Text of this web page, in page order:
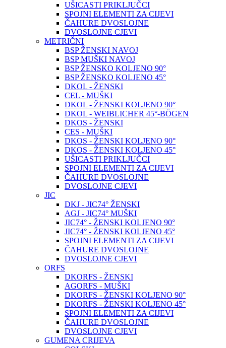
UŠICASTI PRIKLJUČCI
SPOJNI ELEMENTI ZA CIJEVI
ČAHURE DVOSLOJNE
DVOSLOJNE CJEVI
METRIČNI
BSP ŽENSKI NAVOJ
BSP MUŠKI NAVOJ
BSP ŽENSKO KOLJENO 90°
BSP ŽENSKO KOLJENO 45°
DKOL - ŽENSKI
CEL - MUŠKI
DKOL - ŽENSKI KOLJENO 90°
DKOL - WEIBLICHER 45°-BÖGEN
DKOS - ŽENSKI
CES - MUŠKI
DKOS - ŽENSKI KOLJENO 90°
DKOS - ŽENSKI KOLJENO 45°
UŠICASTI PRIKLJUČCI
SPOJNI ELEMENTI ZA CIJEVI
ČAHURE DVOSLOJNE
DVOSLOJNE CJEVI
JIC
DKJ - JIC74° ŽENSKI
AGJ - JIC74° MUŠKI
JIC74° - ŽENSKI KOLJENO 90°
JIC74° - ŽENSKI KOLJENO 45°
SPOJNI ELEMENTI ZA CIJEVI
ČAHURE DVOSLOJNE
DVOSLOJNE CJEVI
ORFS
DKORFS - ŽENSKI
AGORFS - MUŠKI
DKORFS - ŽENSKI KOLJENO 90°
DKORFS - ŽENSKI KOLJENO 45°
SPOJNI ELEMENTI ZA CIJEVI
ČAHURE DVOSLOJNE
DVOSLOJNE CJEVI
GUMENA CRIJEVA